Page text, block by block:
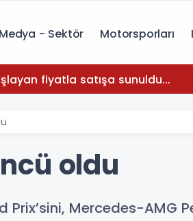
Medya - Sektör Motorsporları
fiyatla satışa sunuldu...
oldu
Mercedes-AMG